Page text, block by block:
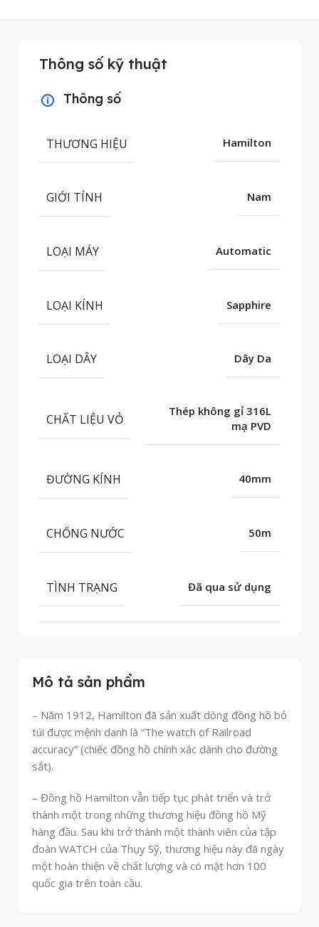
Mô tả sản phẩm
– Năm 1912, Hamilton đã sản xuất dòng đồng hồ bỏ
túi được mệnh danh là “The watch of Railroad
accuracy” (chiếc đồng hồ chính xác dành cho đường
sắt).
– Đồng hồ Hamilton vẫn tiếp tục phát triển và trở
thành một trong những thương hiệu đồng hồ Mỹ
hàng đầu. Sau khi trở thành một thành viên của tập
đoàn WATCH của Thụy Sỹ, thương hiệu này đã ngày
một hoàn thiện về chất lượng và có mặt hơn 100
quốc gia trên toàn cầu.
Thông số kỹ thuật
Thông số
THƯƠNG HIỆU Hamilton
GIỚI TÍNH Nam
LOẠI MÁY Automatic
LOẠI KÍNH Sapphire
LOẠI DÂY Dây Da
CHẤT LIỆU VỎ
Thép không gỉ 316L
mạ PVD
ĐƯỜNG KÍNH 40mm
CHỐNG NƯỚC 50m
TÌNH TRẠNG Đã qua sử dụng